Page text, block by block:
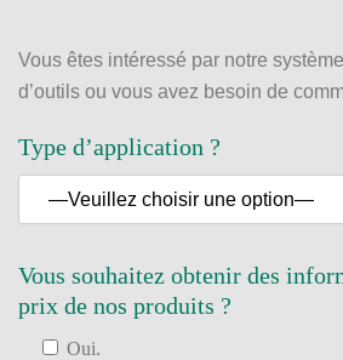
Vous êtes intéressé par notre
d’outils ou vous avez besoin de
Type d’application ?
Vous souhaitez obtenir des
prix de nos produits ?
Oui.